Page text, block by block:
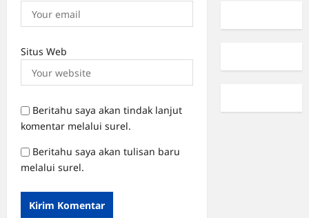
Situs Web
Beritahu saya akan tindak lanjut
komentar melalui surel.
Beritahu saya akan tulisan baru
melalui surel.